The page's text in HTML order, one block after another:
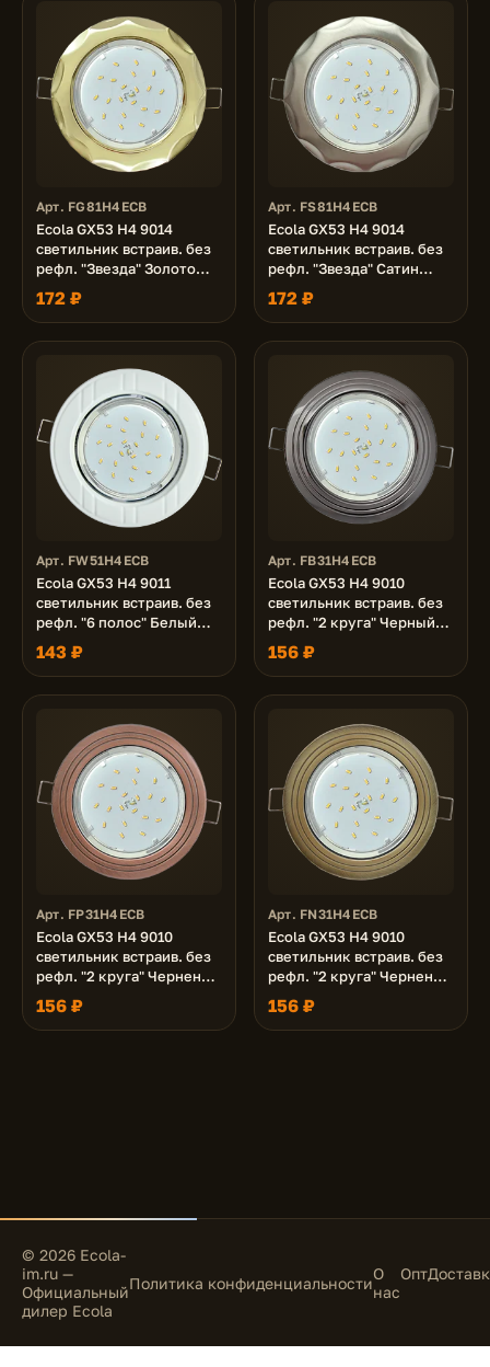
Арт. FG81H4ECB
Ecola GX53 H4 9014
светильник встраив. без
рефл. "Звезда" Золото
38x116 (к+)
172 ₽
Арт. FS81H4ECB
Ecola GX53 H4 9014
светильник встраив. без
рефл. "Звезда" Сатин
Хром 38x116 (к+)
172 ₽
Арт. FW51H4ECB
Ecola GX53 H4 9011
светильник встраив. без
рефл. "6 полос" Белый
43x115 (к+)
143 ₽
Арт. FB31H4ECB
Ecola GX53 H4 9010
светильник встраив. без
рефл. "2 круга" Черный
хром 43x115 (к+)
156 ₽
Арт. FP31H4ECB
Ecola GX53 H4 9010
светильник встраив. без
рефл. "2 круга" Черненая
медь 43x115 (к+)
156 ₽
Арт. FN31H4ECB
Ecola GX53 H4 9010
светильник встраив. без
рефл. "2 круга" Черненая
бронза 43x115 (к+)
156 ₽
© 2026 Ecola-
im.ru —
Официальный
дилер Ecola
Политика конфиденциальностиО
нас
Опт